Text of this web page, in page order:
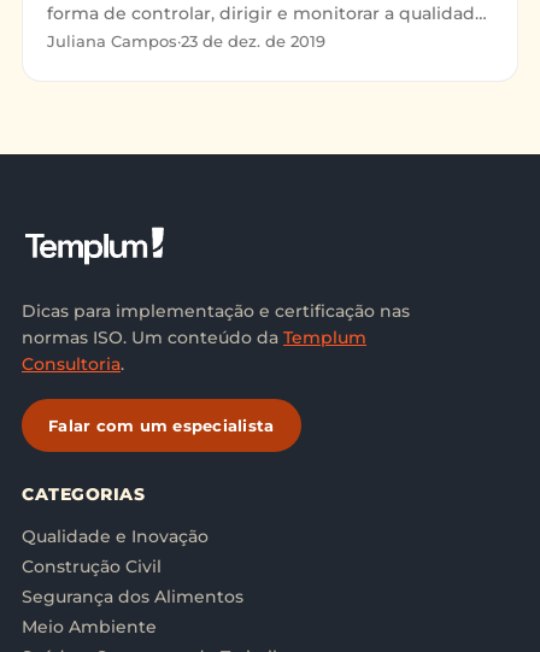
forma de controlar, dirigir e monitorar a qualidade
de um produto ou serviço de acordo com a
os 3 pilares da Gestão da Qualidade.
Juliana Campos·23 de dez. de 2019
Dicas para implementação e certificação nas
normas ISO. Um conteúdo da Templum
Consultoria.
Falar com um especialista
CATEGORIAS
Qualidade e Inovação
Construção Civil
Segurança dos Alimentos
Meio Ambiente